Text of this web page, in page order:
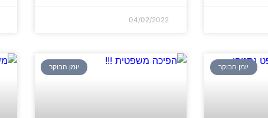
04/02/2022
יומן הבוקר יומן הבוקר